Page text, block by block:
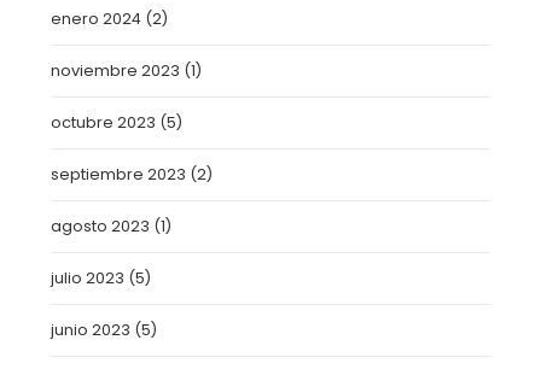
enero 2024 (2)
noviembre 2023 (1)
octubre 2023 (5)
septiembre 2023 (2)
agosto 2023 (1)
julio 2023 (5)
junio 2023 (5)